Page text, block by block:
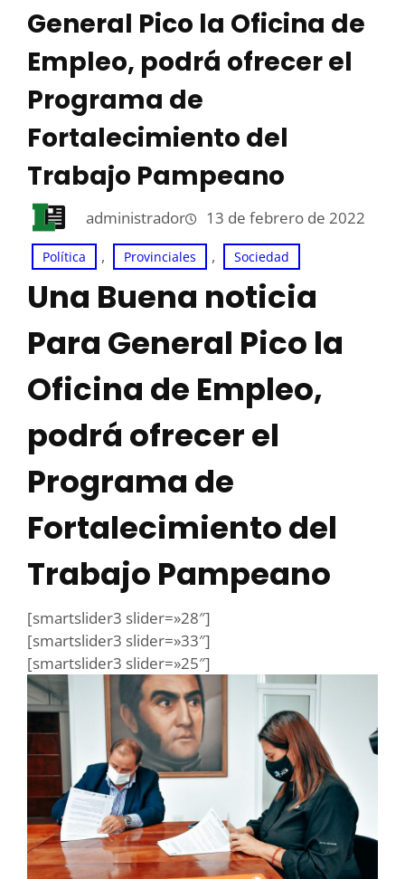
General Pico la Oficina de
Empleo, podrá ofrecer el
Programa de
Fortalecimiento del
Trabajo Pampeano
administrador 13 de febrero de 2022
Política , Provinciales , Sociedad
Una Buena noticia
Para General Pico la
Oficina de Empleo,
podrá ofrecer el
Programa de
Fortalecimiento del
Trabajo Pampeano
[smartslider3 slider=»28″]
[smartslider3 slider=»33″]
[smartslider3 slider=»25″]